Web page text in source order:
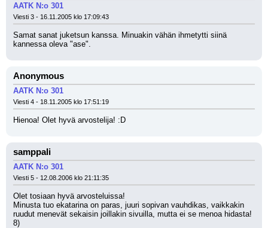
AATK N:o 301
Viesti 3 - 16.11.2005 klo 17:09:43
Samat sanat juketsun kanssa. Minuakin vähän ihmetytti siinä
kannessa oleva "ase".
Anonymous
AATK N:o 301
Viesti 4 - 18.11.2005 klo 17:51:19
Hienoa! Olet hyvä arvostelija! :D
samppali
AATK N:o 301
Viesti 5 - 12.08.2006 klo 21:11:35
Olet tosiaan hyvä arvosteluissa!
Minusta tuo ekatarina on paras, juuri sopivan vauhdikas, vaikkakin
ruudut menevät sekaisin joillakin sivuilla, mutta ei se menoa hidasta!
8)